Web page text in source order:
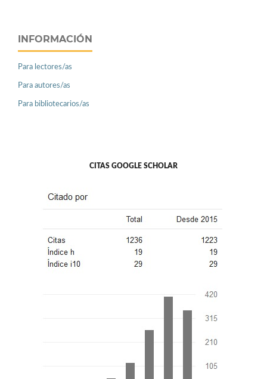
INFORMACIÓN
Para lectores/as
Para autores/as
Para bibliotecarios/as
CITAS GOOGLE SCHOLAR